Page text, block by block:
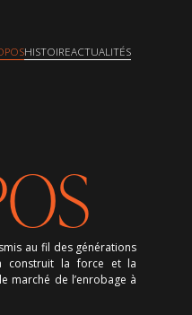
HISTOIREACTUALITÉS
au fil des générations
construit la force et la
marché de l’enrobage à